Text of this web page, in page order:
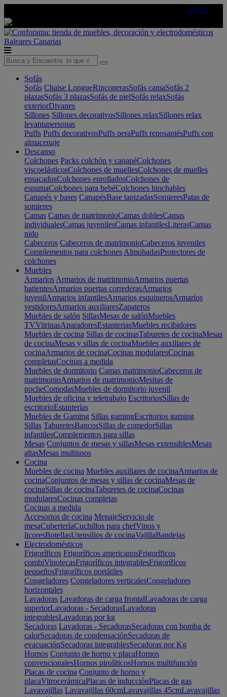
AQUÍ
Baleares Canarias
Sofás
Sofás Chaise LongueRinconerasSofás camaSofás 2
plazasSofás 3 plazasSofás de pielSofás relaxSofás
exteriorDivanes
Sillones Sillones decorativosSillones relaxSillones relax
levantapersonas
Puffs Puffs decorativosPuffs peraPuffs reposapiésPuffs con
almacenaje
Descanso
Colchones Packs colchón y canapéColchones
viscoelásticosColchones de muellesColchones de muelles
ensacadosColchones enrolladosColchones de
espumaColchones para bebéColchones hinchables
Canapés y bases CanapésBase tapizadasSomieresPatas de
somieres
Camas Camas de matrimonioCamas doblesCamas
individualesCamas juvenilesCamas infantilesLiterasCamas
nido
Cabeceros Cabeceros de matrimonioCabeceros juveniles
Complementos para colchones AlmohadasProtectores de
colchones
Muebles
Armarios Armarios de matrimonioArmarios puertas
batientesArmarios puertas correderasArmarios
juvenilArmarios infantilesArmarios esquinerosArmarios
vestidoresArmarios auxiliaresZapateros
Muebles de salón SillasMesas de salónMuebles
TVVitrinasAparadoresEstanteriasMuebles recibidores
Muebles de cocina Sillas de cocinasTaburetes de cocinaMesas
de cocinaMesas y sillas de cocinaMuebles auxiliares de
cocinaArmarios de cocinaCocinas modularesCocinas
completasCocinas a medida
Muebles de dormitorio Camas matrimonioCabeceros de
matrimonioArmarios de matrimonioMesitas de
nocheComodasMuebles de dormitorio juvenil
Muebles de oficina y teletrabajo EscritoriosSillas de
escritorioEstanterías
Muebles de Gaming Sillas gamingEscritorios gaming
Sillas TaburetesBancosSillas de comedorSillas
infantilesComplementos para sillas
Mesas Conjuntos de mesas y sillasMesas extensiblesMesas
altasMesas multiusos
Cocina
Muebles de cocina Muebles auxiliares de cocinaArmarios de
cocinaConjuntos de mesas y sillas de cocinaMesas de
cocinaSillas de cocinaTaburetes de cocinaCocinas
modularesCocinas completas
Cocinas a medida
Accesorios de cocina MenajeServicio de
mesaCuberteríaCuchillos para chefVinos y
licoresBotellasUtensilios de cocinaVajillaBandejas
Electrodomésticos
Frigoríficos Frigoríficos americanosFrigoríficos
combiVinotecasFrigoríficos integrablesFrigoríficos
pequeñosFrigoríficos portátiles
Congeladores Congeladores verticalesCongeladores
horizontales
Lavadoras Lavadoras de carga frontalLavadoras de carga
superiorLavadoras - SecadorasLavadoras
integrablesLavadoras por kg
Secadoras Lavadoras - SecadorasSecadoras con bomba de
calorSecadoras de condensaciónSecadoras de
evacuaciónSecadoras integrablesSecadoras por Kg
Hornos Conjunto de horno y placaHornos
convencionalesHornos pirolíticosHornos multifunción
Placas de cocina Conjunto de horno y
placaVitrocerámicaPlacas de inducciónPlacas de gas
Lavavajillas Lavavajillas 60cmLavavajillas 45cmLavavajillas